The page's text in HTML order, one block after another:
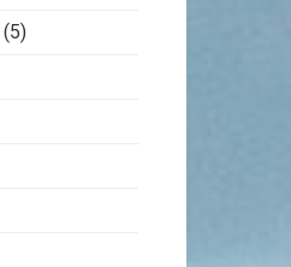
(5)